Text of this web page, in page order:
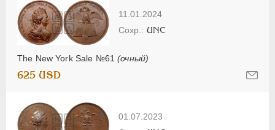
11.01.2024
The New York Sale №61(очный)
UNC
625 USD
01.07.2023